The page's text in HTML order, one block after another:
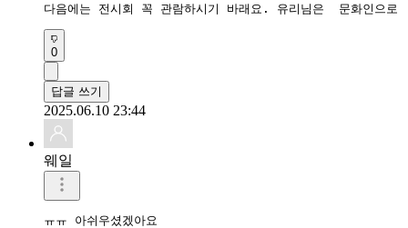
다음에는 전시회 꼭 관람하시기 바래요. 유리님은  문화인으
0
답글 쓰기
2025.06.10 23:44
웨일
ㅠㅠ 아쉬우셨겠아요